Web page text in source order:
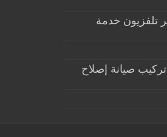
تلفزيون خدمة
صيانة إصلاح